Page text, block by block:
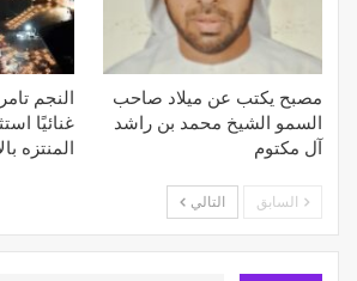
مصبح يكتب عن ميلاد صاحب
السمو الشيخ محمد بن راشد
آل مكتوم
النجم
غنائيًا
المنتزه
السابق التالي